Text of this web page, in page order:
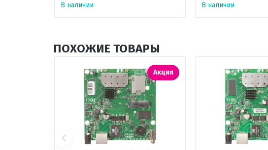
В наличии В наличии
ПОХОЖИЕ ТОВАРЫ
Акция